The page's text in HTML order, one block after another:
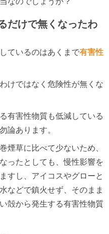
だけで無くなったわ
ているのはあくまで有害性
けではなく危険性が無くな
有害性物質も低減している
論あります。
煙草に比べて少ないため、
ったとしても、慢性影響を
すし、アイコスやグローと
などで鎮火せず、そのまま
殻から発生する有害性物質